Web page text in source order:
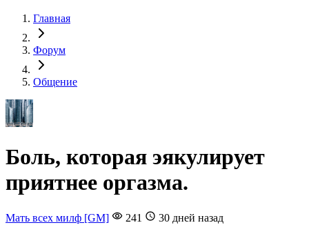
Главная
Форум
Общение
Боль, которая эякулирует
приятнее оргазма.
Мать всех милф [GM] 241
30 дней назад